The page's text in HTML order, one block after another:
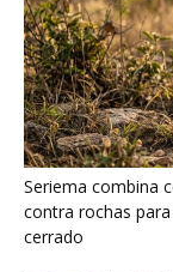
Ariranha
e cerca cardumes